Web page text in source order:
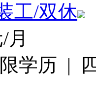
工/双休
月
学历 |